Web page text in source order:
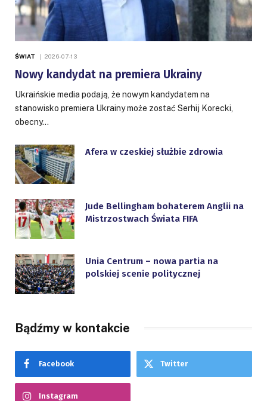
ŚWIAT 2026-07-13
Nowy kandydat na premiera Ukrainy
Ukraińskie media podają, że nowym kandydatem na
stanowisko premiera Ukrainy może zostać Serhij Korecki,
obecny…
Afera w czeskiej służbie zdrowia
Jude Bellingham bohaterem Anglii na
Mistrzostwach Świata FIFA
Unia Centrum – nowa partia na
polskiej scenie politycznej
Bądźmy w kontakcie
Facebook Twitter
Instagram